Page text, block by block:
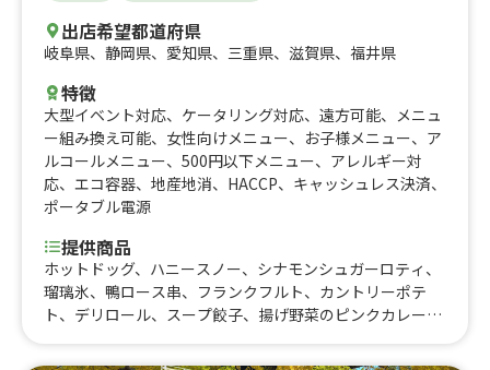
等）、ボリューム弁当
出店希望都道府県
岐阜県、 静岡県、 愛知県、 三重県、 滋賀県、 福井県
特徴
大型イベント対応、 ケータリング対応、 遠方可能、
メニュ
ー組み換え可能、 女性向けメニュー、 お子様メニュー、 ア
ルコールメニュー、 500円以下メニュー、 アレルギー対
応、 エコ容器、 地産地消、 HACCP、 キャッシュレス決済、
ポータブル電源
提供商品
ホットドッグ、ハニースノー、シナモンシュガーロティ、
瑠璃氷、鴨ロース串、フランクフルト、カントリーポテ
ト、デリロール、スープ餃子、揚げ野菜のピンクカレー、